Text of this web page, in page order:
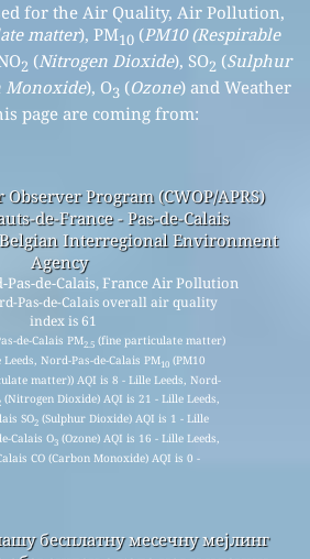
for the Air Quality, Air Pollution,
matter), PM10(PM10 (Respirable
2 (Nitrogen Dioxide), SO2 (Sulphur
Monoxide), O3 (Ozone) and Weather
page are coming from:
Program (CWOP/APRS)
de-France - Pas-de-Calais
Belgian Interregional Environment
Agency
Pas-de-Calais, France Air Pollution
Pas-de-Calais overall air quality
index is 61
de-Calais PM2.5(fine particulate matter)
Nord-Pas-de-Calais PM10 (PM10
matter)) AQI is 8 - Lille Leeds, Nord-
(Nitrogen Dioxide) AQI is 21 - Lille Leeds,
SO2 (Sulphur Dioxide) AQI is 1 - Lille
Calais O3 (Ozone) AQI is 16 - Lille Leeds,
CO (Carbon Monoxide) AQI is 0 -
бесплатну месечну мејлинг